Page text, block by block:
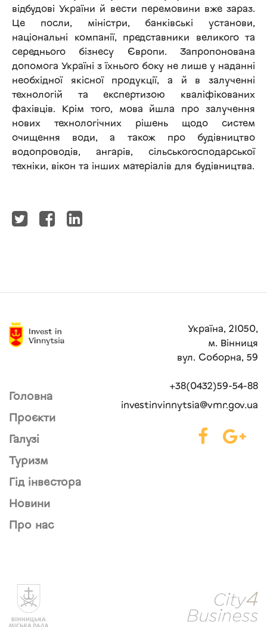
відбудові України й вести перемовини вже зараз.
Це посли, міністри, банківські установи,
національні компанії, представники великого та
середнього бізнесу Європи. Запропонована
допомога Україні з їхнього боку не лише у наданні
необхідної якісної продукції, а й в залученні
технологій та експертизою кваліфікованих
фахівців. Крім того, мова йшла про залучення
нових технологічних рішень щодо систем
очищення води, а також про будівництво
водопроводів, ангарів, сільськогосподарської
техніки, вікон та інших матеріалів для будівництва.
Україна, 21050,
м. Вінниця
вул. Соборна, 59
Головна
Проєкти
Галузі
Туризм
Гід інвестора
Новини
Про нас
+38(0432)59-54-88
investinvinnytsia@vmr.gov.ua